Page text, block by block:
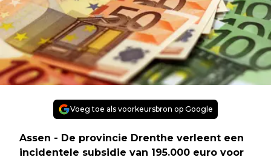
Voeg toe als voorkeursbron op Google
Assen - De provincie Drenthe verleent een
incidentele subsidie van 195.000 euro voor